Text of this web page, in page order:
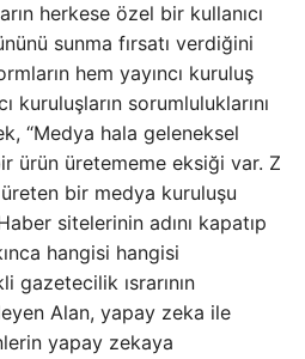
herkese özel bir kullanıcı
sunma fırsatı verdiğini
hem yayıncı kuruluş
kuruluşların sorumluluklarını
“Medya hala geleneksel
ürün üretememe eksiği var. Z
bir medya kuruluşu
sitelerinin adını kapatıp
hangisi hangisi
gazetecilik ısrarının
Alan, yapay zeka ile
yapay zekaya